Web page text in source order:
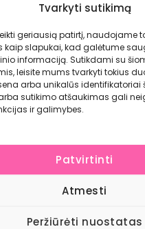
Tvarkyti sutikimą
geriausią patirtį, naudojame
kaip slapukai, kad galėtume
informaciją. Sutikdami su
leisite mums tvarkyti tokius
arba unikalūs identifikatoriai
sutikimo atšaukimas gali
ir galimybes.
Patvirtinti
Atmesti
Peržiūrėti nuostatas
Apie mus
Kontaktai
Atsiliepimai
Paslaugų teikimo sąlygos ir
Copyright © 2026
Verkių g. 29F,